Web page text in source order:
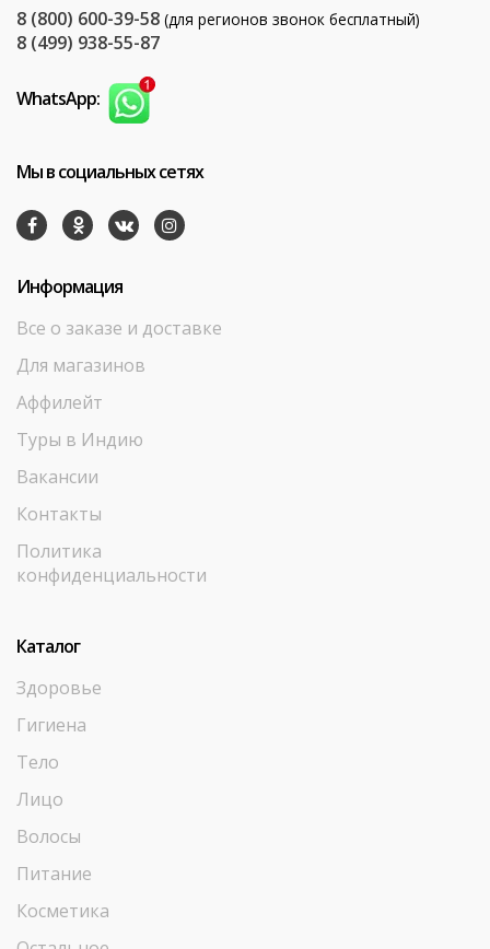
8 (800) 600-39-58 (для регионов звонок бесплатный)
8 (499) 938-55-87
WhatsApp:
Мы в социальных сетях
Информация
Все о заказе и доставке
Для магазинов
Аффилейт
Туры в Индию
Вакансии
Контакты
Политика
конфиденциальности
Каталог
Здоровье
Гигиена
Тело
Лицо
Волосы
Питание
Косметика